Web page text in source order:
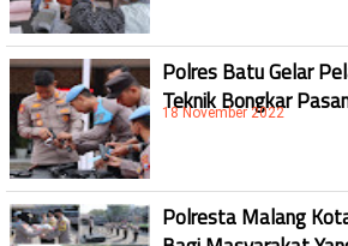
Polres Batu Gelar
Teknik Bongkar
18 November 2022
Polresta Malang
Bagi Masyarakat